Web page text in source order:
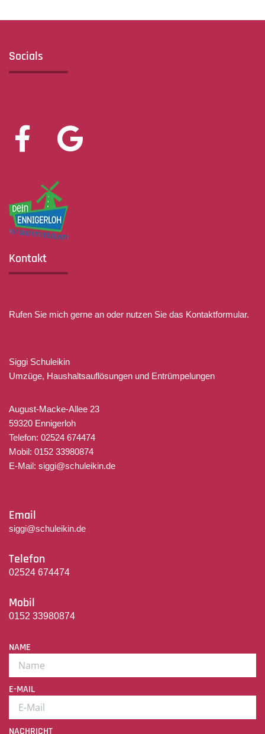
Socials
Kontakt
Rufen Sie mich gerne an oder nutzen Sie das Kontaktformular.
Siggi Schuleikin
Umzüge, Haushaltsauflösungen und Entrümpelungen
August-Macke-Allee 23
59320 Ennigerloh
Telefon: 02524 674474
Mobil: 0152 33980874
E-Mail: siggi@schuleikin.de
Email
siggi@schuleikin.de
Telefon
02524 674474
Mobil
0152 33980874
NAME
E-MAIL
NACHRICHT